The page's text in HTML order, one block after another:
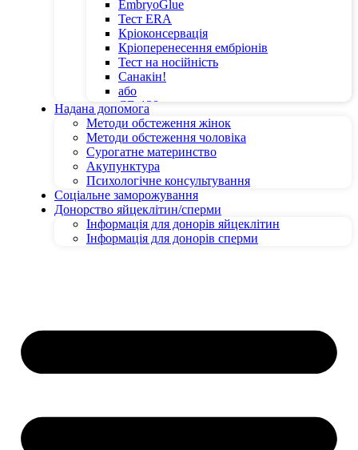
EmbryoGlue
Тест ERA
Кріоконсервація
Кріоперенесення ембріонів
Тест на носійність
Санакін!
або
CD 138
Надана допомога
Методи обстеження жінок
Методи обстеження чоловіка
Сурогатне материнство
Акупунктура
Психологічне консультування
Соціальне заморожування
Донорство яйцеклітин/сперми
Інформація для донорів яйцеклітин
Інформація для донорів сперми